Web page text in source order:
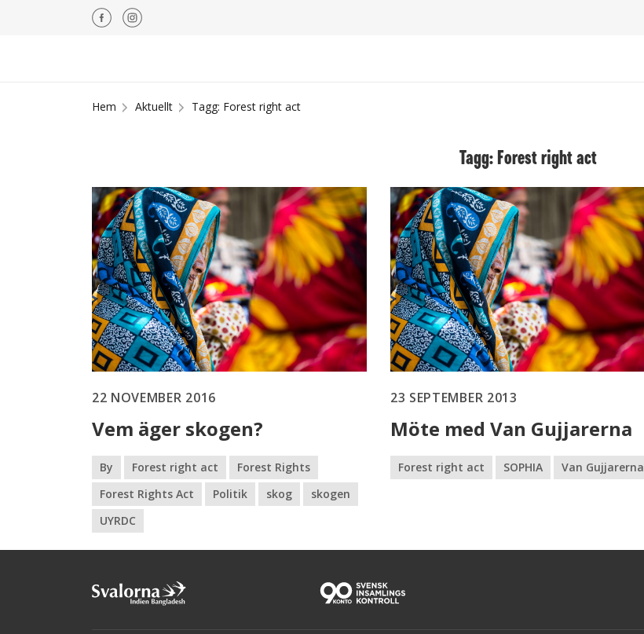
Hem Aktuellt Tagg: Forest right act
Tagg: Forest right act
22 NOVEMBER 2016
Vem äger skogen?
By Forest right act
Forest Rights
Forest Rights Act
Politik skog
skogen
UYRDC
23 SEPTEMBER 2013
Möte med Van Gujjarerna
Forest right act SOPHIA Van Gujjarerna